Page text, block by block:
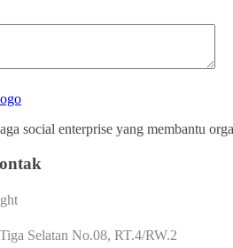
social enterprise yang membantu
Selatan No.08, RT.4/RW.2